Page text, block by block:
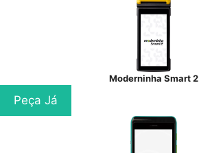
Moderninha Smart 2
Peça Já